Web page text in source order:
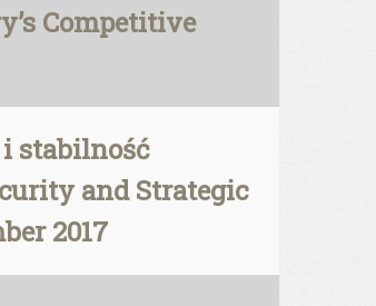
Competitive
stabilność
and Strategic
2017